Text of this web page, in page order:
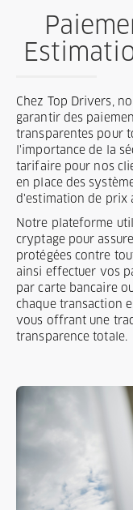
Chez Top Drivers,
garantir des
transparentes pour
l'importance de la
tarifaire pour nos
en place des
d'estimation de prix
Notre plateforme
cryptage pour
protégées contre
ainsi effectuer vos
par carte bancaire
chaque transaction
vous offrant une
transparence totale.